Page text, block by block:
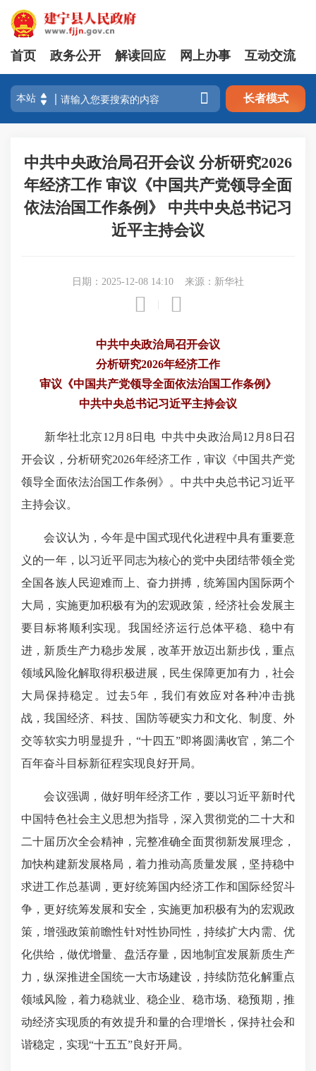
首页 政务公开 解读回应 网上办事 互动交流
 长者模式
中共中央政治局召开会议 分析研究2026
年经济工作 审议《中国共产党领导全面
依法治国工作条例》 中共中央总书记习
近平主持会议
日期：2025-12-08 14:10 来源：新华社
 
中共中央政治局召开会议
分析研究2026年经济工作
审议《中国共产党领导全面依法治国工作条例》
中共中央总书记习近平主持会议
新华社北京12月8日电 中共中央政治局12月8日召
开会议，分析研究2026年经济工作，审议《中国共产党
领导全面依法治国工作条例》。中共中央总书记习近平
主持会议。
会议认为，今年是中国式现代化进程中具有重要意
义的一年，以习近平同志为核心的党中央团结带领全党
全国各族人民迎难而上、奋力拼搏，统筹国内国际两个
大局，实施更加积极有为的宏观政策，经济社会发展主
要目标将顺利实现。我国经济运行总体平稳、稳中有
进，新质生产力稳步发展，改革开放迈出新步伐，重点
领域风险化解取得积极进展，民生保障更加有力，社会
大局保持稳定。过去5年，我们有效应对各种冲击挑
战，我国经济、科技、国防等硬实力和文化、制度、外
交等软实力明显提升，“十四五”即将圆满收官，第二个
百年奋斗目标新征程实现良好开局。
会议强调，做好明年经济工作，要以习近平新时代
中国特色社会主义思想为指导，深入贯彻党的二十大和
二十届历次全会精神，完整准确全面贯彻新发展理念，
加快构建新发展格局，着力推动高质量发展，坚持稳中
求进工作总基调，更好统筹国内经济工作和国际经贸斗
争，更好统筹发展和安全，实施更加积极有为的宏观政
策，增强政策前瞻性针对性协同性，持续扩大内需、优
化供给，做优增量、盘活存量，因地制宜发展新质生产
力，纵深推进全国统一大市场建设，持续防范化解重点
领域风险，着力稳就业、稳企业、稳市场、稳预期，推
动经济实现质的有效提升和量的合理增长，保持社会和
谐稳定，实现“十五五”良好开局。